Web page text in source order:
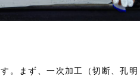
。まず、一次加工（切断、孔明